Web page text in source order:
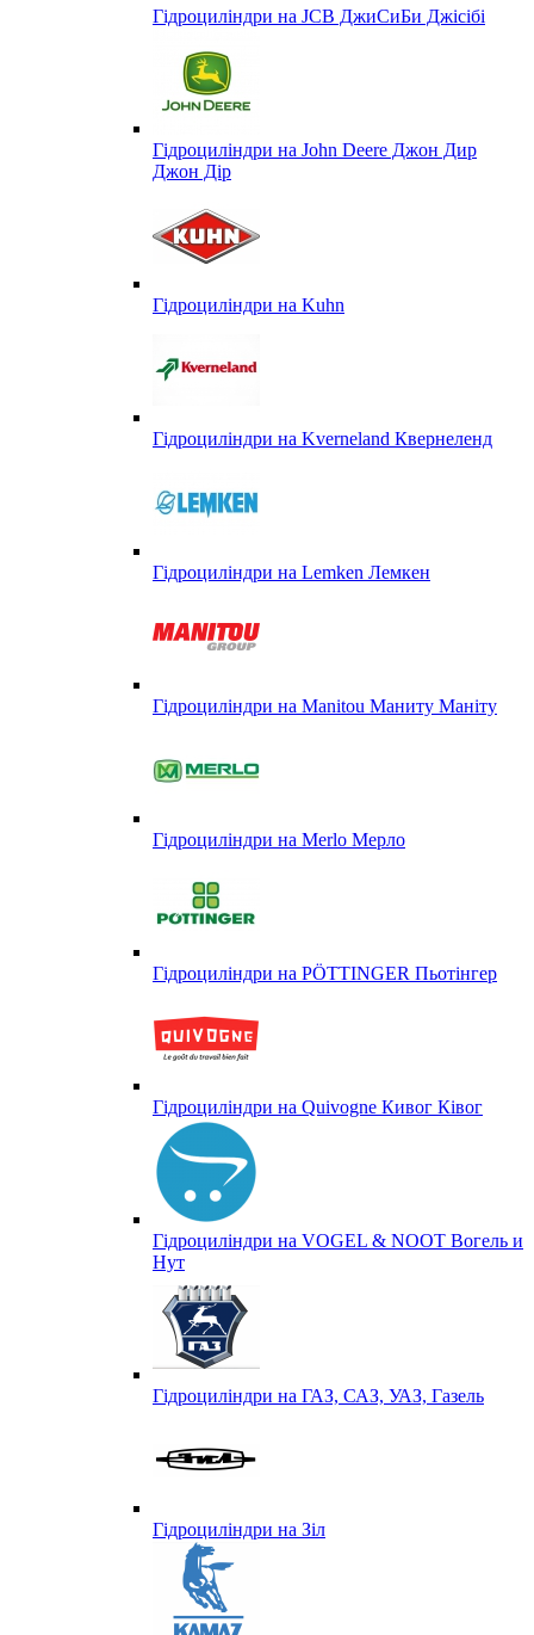
Гідроциліндри на JCB ДжиСиБи Джісібі
Гідроциліндри на John Deere Джон Дир
Джон Дір
Гідроциліндри на Kuhn
Гідроциліндри на Kverneland Квернеленд
Гідроциліндри на Lemken Лемкен
Гідроциліндри на Manitou Маниту Маніту
Гідроциліндри на Merlo Мерло
Гідроциліндри на PÖTTINGER Пьотінгер
Гідроциліндри на Quivogne Кивог Ківог
Гідроциліндри на VOGEL & NOOT Вогель и
Нут
Гідроциліндри на ГАЗ, САЗ, УАЗ, Газель
Гідроциліндри на Зіл